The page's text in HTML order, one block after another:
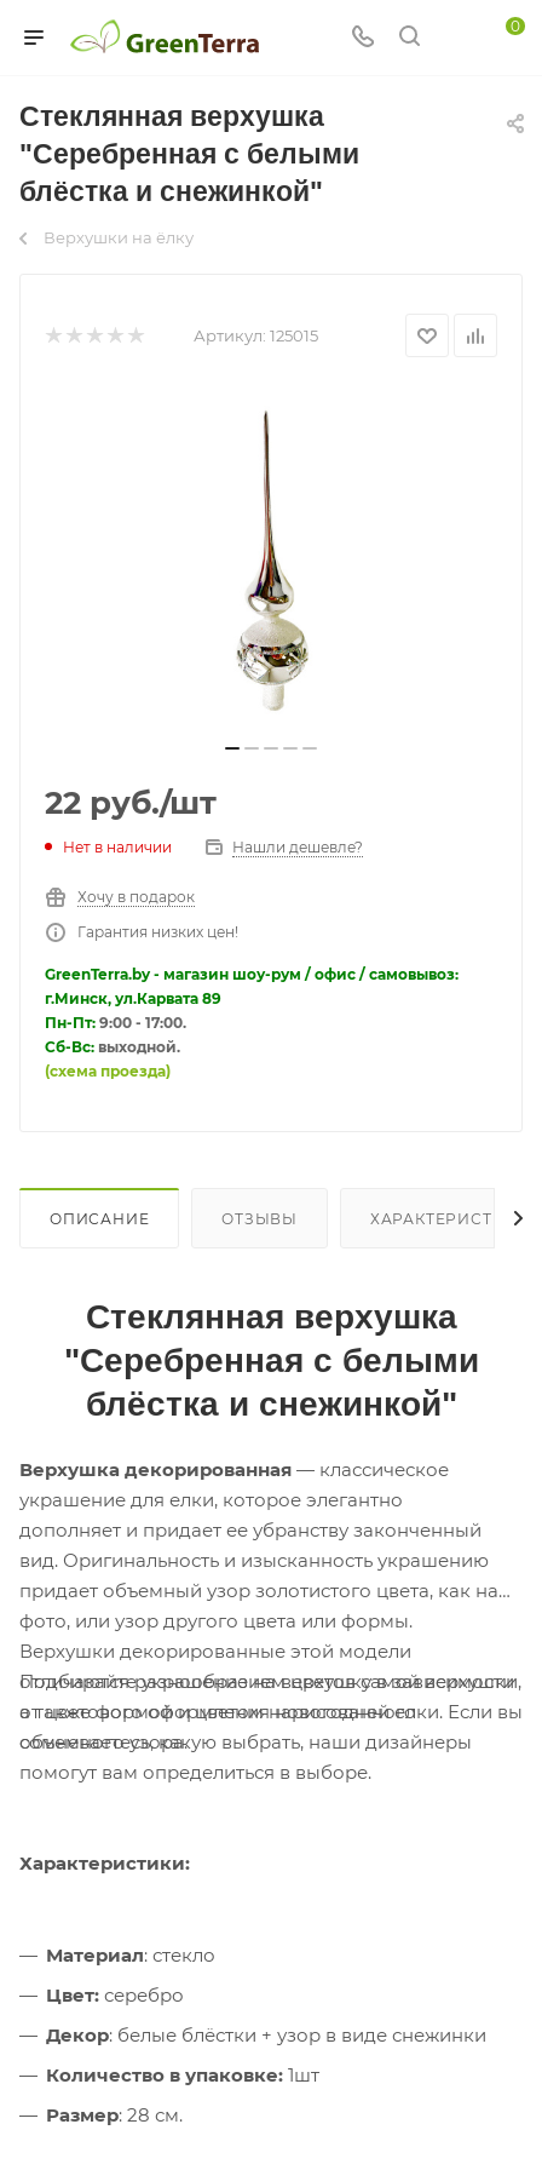
0
Стеклянная верхушка
"Серебренная с белыми
блёстка и снежинкой"
Верхушки на ёлку
Артикул: 125015
22 руб./шт
Нет в наличии Нашли дешевле?
Хочу в подарок
Гарантия низких цен!
GreenTerra.by - магазин шоу-рум / офис / самовывоз:
г.Минск, ул.Карвата 89
Пн-Пт: 9:00 - 17:00.
Сб-Вс: выходной.
(схема проезда)
ОПИСАНИЕ ОТЗЫВЫ ХАРАКТЕРИСТИКИ
Стеклянная верхушка
"Серебренная с белыми
блёстка и снежинкой"
Верхушка декорированная — классическое
украшение для елки, которое элегантно
дополняет и придает ее убранству законченный
вид. Оригинальность и изысканность украшению
придает объемный узор золотистого цвета, как на
фото, или узор другого цвета или формы.
Верхушки декорированные этой модели
отличаются разнообразием цветов самой верхушки,
а также формой и цветом нарисованного
объемного узора.
Подбирайте украшение на верхушку в зависимости
от цветового оформления новогодней елки. Если вы
сомневаетесь, какую выбрать, наши дизайнеры
помогут вам определиться в выборе.
Характеристики:
Материал: стекло
Цвет: серебро
Декор: белые блёстки + узор в виде снежинки
Количество в упаковке: 1шт
Размер: 28 см.